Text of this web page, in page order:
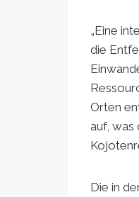
„Eine
die
Orten
auf, was
Die in